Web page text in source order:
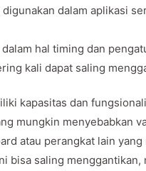
dalam aplikasi
hal timing dan
kali dapat saling
kapasitas dan
mungkin menyebabkan
atau perangkat lain yang
bisa saling